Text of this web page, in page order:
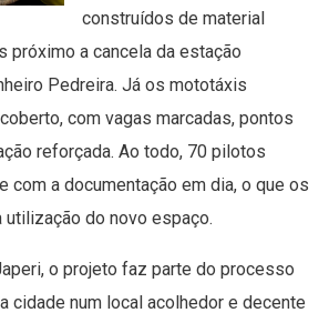
construídos de material
próximo a cancela da estação
Pedreira. Já os mototáxis
com vagas marcadas, pontos
reforçada. Ao todo, 70 pilotos
com a documentação em dia, o que os
utilização do novo espaço.
o projeto faz parte do processo
cidade num local acolhedor e decente